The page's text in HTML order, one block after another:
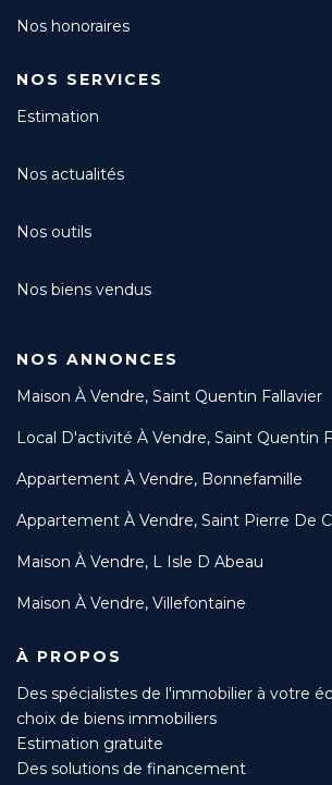
Nos honoraires
NOS SERVICES
Estimation
Nos actualités
Nos outils
Nos biens vendus
NOS ANNONCES
Maison À Vendre, Saint Quentin Fallavier
Local D'activité À Vendre, Saint Quentin
Appartement À Vendre, Bonnefamille
Appartement À Vendre, Saint Pierre De
Maison À Vendre, L Isle D Abeau
Maison À Vendre, Villefontaine
À PROPOS
Des spécialistes de l'immobilier à votre
choix de biens immobiliers
Estimation gratuite
Des solutions de financement